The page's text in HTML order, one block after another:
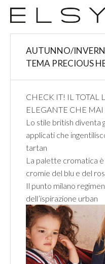
05
OTT
AUTUNNO/
TEMA PRECIOUS
CHECK IT! IL TOTAL
ELEGANTE CHE MAI
Lo stile british diventa
applicati che
tartan
La palette cromatica è
cromie del blu e del
Il punto milano
dell’ispirazione urban